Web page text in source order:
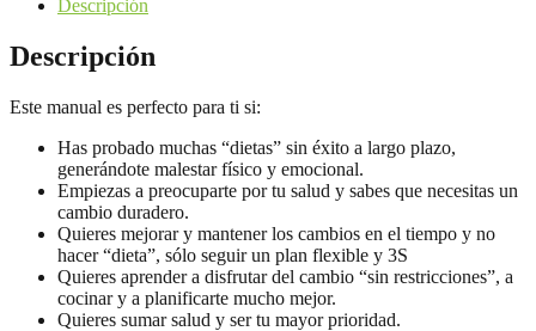
Descripción
Descripción
Este manual es perfecto para ti si:
Has probado muchas “dietas” sin éxito a largo plazo,
generándote malestar físico y emocional.
Empiezas a preocuparte por tu salud y sabes que necesitas un
cambio duradero.
Quieres mejorar y mantener los cambios en el tiempo y no
hacer “dieta”, sólo seguir un plan flexible y 3S
Quieres aprender a disfrutar del cambio “sin restricciones”, a
cocinar y a planificarte mucho mejor.
Quieres sumar salud y ser tu mayor prioridad.